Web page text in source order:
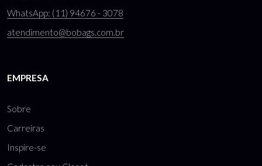
WhatsApp: (11) 94676 - 3078
atendimento@bobags.com.br
EMPRESA
Sobre
Carreiras
Inspire-se